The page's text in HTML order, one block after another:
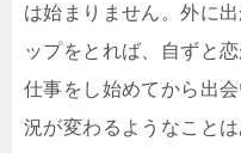
は始まりません。外に
ップをとれば、自ずと
仕事をし始めてから出
況が変わるようなこと